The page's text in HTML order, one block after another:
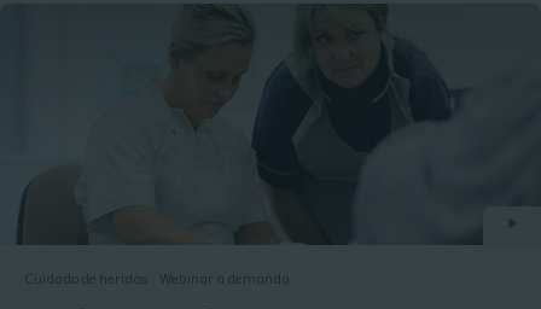
Cuidado de heridas Webinar a demanda